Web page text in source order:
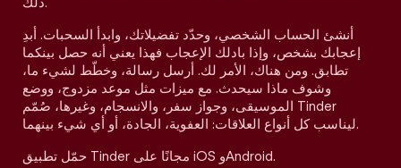
أنشئ الحساب الشخصي، وحدّد تفضيلاتك، وابدأ السحبات. أبدِ
إعجابك بشخص، وإذا بادلك الإعجاب فهذا يعني أنه حصل بينكما
تطابق. ومن هناك، الأمر لك. أرسل رسالة، وخطّط لشيء ما،
وشوف ماذا سيحدث. مع ميزات مثل موعد مزدوج، ووضع
الموسيقى، وجواز سفر، والانسجام، وغيرها، صُمّم Tinder
ليناسب كل أنواع العلاقات: العفوية، الجادة، أو أي شيء بينهما.
حمّل تطبيق Tinder مجانًا على iOS وAndroid.